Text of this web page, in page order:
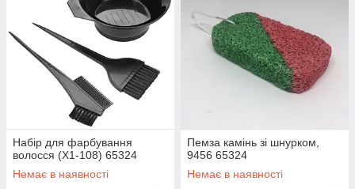
Набір для фарбування
волосся (Х1-108) 65324
Немає в наявності
Пемза камінь зі шнурком,
9456 65324
Немає в наявності